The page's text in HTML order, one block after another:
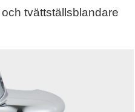
tvättställsblandare